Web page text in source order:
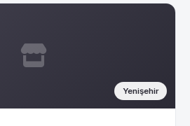
Yenişehir